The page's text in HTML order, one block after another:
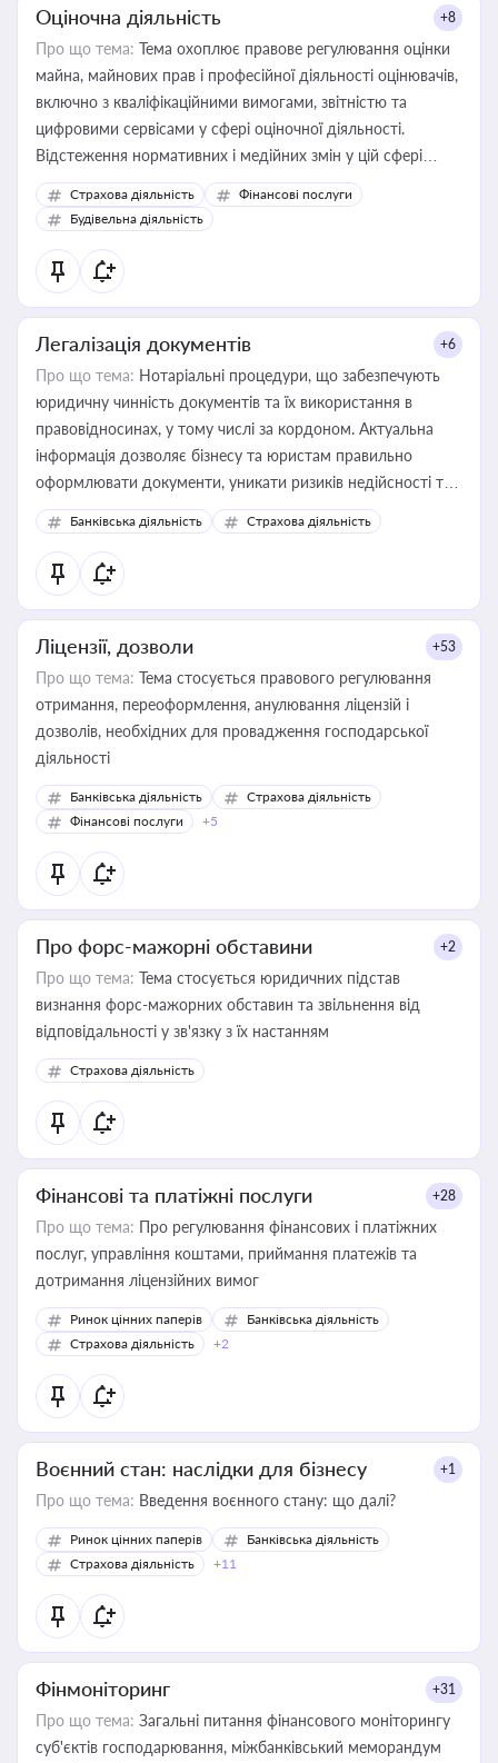
Оціночна діяльність +8
Про що тема: Тема охоплює правове регулювання оцінки
майна, майнових прав і професійної діяльності оцінювачів,
включно з кваліфікаційними вимогами, звітністю та
цифровими сервісами у сфері оціночної діяльності.
Відстеження нормативних і медійних змін у цій сфері
корисне для власника бізнесу, керівника, юриста або
бухгалтера під час оподаткування, приватизації, оренди
державного майна, корпоративних угод і перевірки
статусу суб'єктів оціночної діяльності
Страхова діяльність
Фінансові послуги
Будівельна діяльність
Легалізація документів +6
Про що тема: Нотаріальні процедури, що забезпечують
юридичну чинність документів та їх використання в
правовідносинах, у тому числі за кордоном. Актуальна
інформація дозволяє бізнесу та юристам правильно
оформлювати документи, уникати ризиків недійсності та
забезпечувати їх належне прийняття органами влади та
контрагентами
Банківська діяльність Страхова діяльність
Ліцензії, дозволи +53
Про що тема: Тема стосується правового регулювання
отримання, переоформлення, анулювання ліцензій і
дозволів, необхідних для провадження господарської
діяльності
Банківська діяльність
Страхова діяльність
Фінансові послуги
+5
Про форс-мажорні обставини +2
Про що тема: Тема стосується юридичних підстав
визнання форс-мажорних обставин та звільнення від
відповідальності у зв'язку з їх настанням
Страхова діяльність
Фінансові та платіжні послуги +28
Про що тема: Про регулювання фінансових і платіжних
послуг, управління коштами, приймання платежів та
дотримання ліцензійних вимог
Ринок цінних паперів
Банківська діяльність
Страхова діяльність
+2
Воєнний стан: наслідки для бізнесу +1
Про що тема: Введення воєнного стану: що далі?
Ринок цінних паперів
Банківська діяльність
Страхова діяльність
+11
Фінмоніторинг +31
Про що тема: Загальні питання фінансового моніторингу
суб'єктів господарювання, міжбанківський меморандум